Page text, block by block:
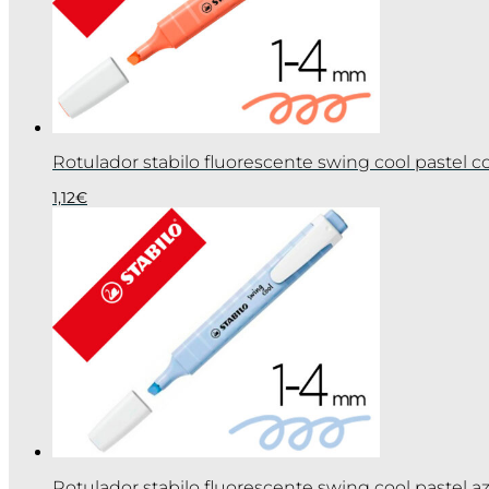
Rotulador stabilo fluorescente swing cool pastel
1,12€